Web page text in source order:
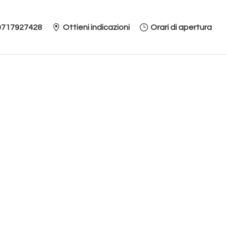
Ottieni indicazioni Orari di apertura